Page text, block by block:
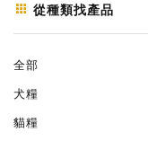
從種類找產品
全部
犬糧
貓糧